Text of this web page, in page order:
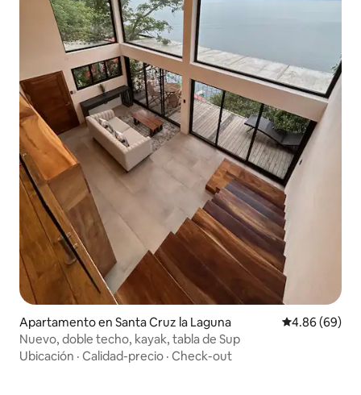
Apartamento en Santa Cruz la Laguna Calificación
4.86 (69)
Nuevo, doble techo, kayak, tabla de Sup
Ubicación · Calidad-precio · Check-out